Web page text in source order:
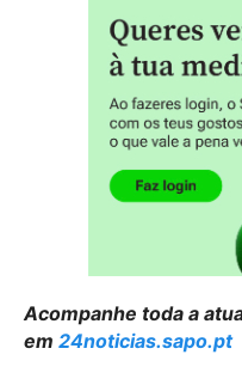
Acompanhe toda a
em 24noticias.sapo.pt